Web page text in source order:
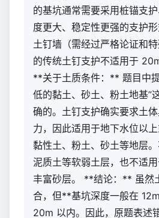
的基坑通常需要采用桩锚支
度更大、稳定性更强的支护
土钉墙（需经过严格论证和
的传统土钉支护不适用于
**关于土质条件：** 题目中
低的黏土、砂土、粉土地基”
确的。土钉支护确实要求土
力，因此适用于地下水位以
黏性土、粉土、砂土等地层
泥质土等软弱土层，也不适
丰富砂层。 **结论：** 虽然
合，但**基坑深度一般在
20m 以内。因此，原题表述错